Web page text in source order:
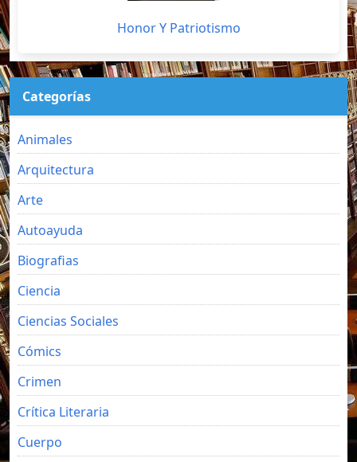
Honor Y Patriotismo
Categorías
Animales
Arquitectura
Arte
Autoayuda
Biografias
Ciencia
Ciencias Sociales
Cómics
Crimen
Crítica Literaria
Cuerpo